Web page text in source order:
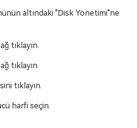
altındaki "Disk Yönetimi"ne
tıklayın.
tıklayın.
tıklayın.
harfi seçin.